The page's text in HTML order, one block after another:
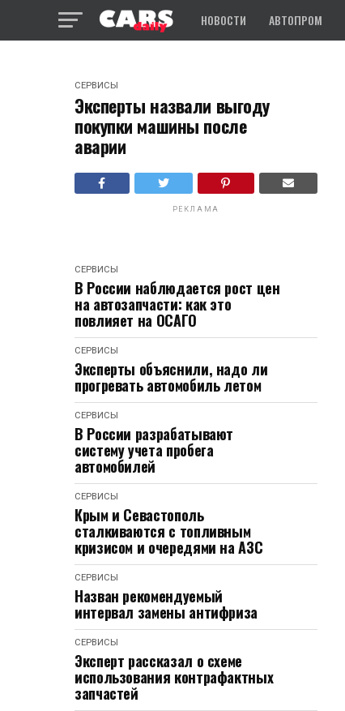
НОВОСТИ АВТОПРОМ
СЕРВИСЫ
Эксперты назвали выгоду
покупки машины после
аварии
РЕКЛАМА
СЕРВИСЫ
В России наблюдается рост цен
на автозапчасти: как это
повлияет на ОСАГО
СЕРВИСЫ
Эксперты объяснили, надо ли
прогревать автомобиль летом
СЕРВИСЫ
В России разрабатывают
систему учета пробега
автомобилей
СЕРВИСЫ
Крым и Севастополь
сталкиваются с топливным
кризисом и очередями на АЗС
СЕРВИСЫ
Назван рекомендуемый
интервал замены антифриза
СЕРВИСЫ
Эксперт рассказал о схеме
использования контрафактных
запчастей